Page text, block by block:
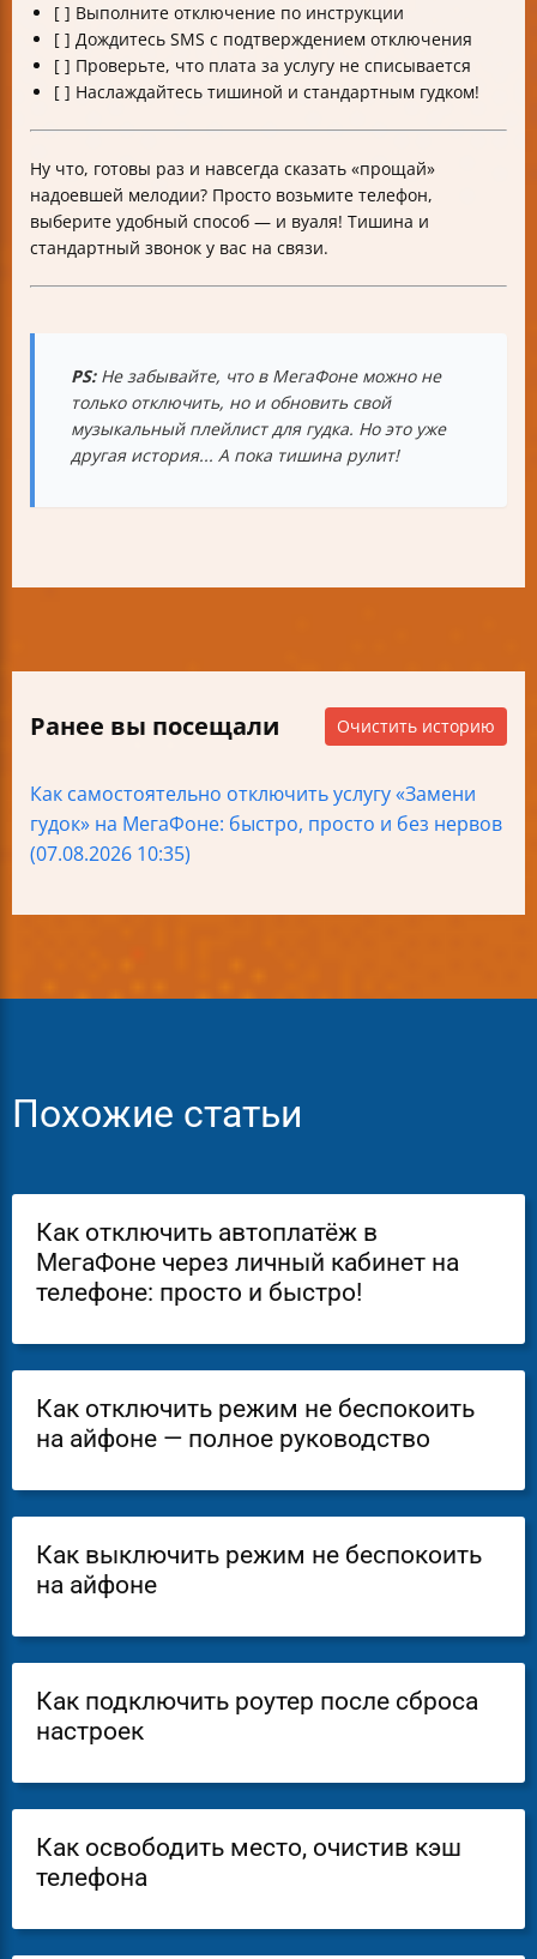
[ ] Выполните отключение по инструкции
[ ] Дождитесь SMS с подтверждением отключения
[ ] Проверьте, что плата за услугу не списывается
[ ] Наслаждайтесь тишиной и стандартным гудком!
Ну что, готовы раз и навсегда сказать «прощай»
надоевшей мелодии? Просто возьмите телефон,
выберите удобный способ — и вуаля! Тишина и
стандартный звонок у вас на связи.
PS:Не забывайте, что в МегаФоне можно не
только отключить, но и обновить свой
музыкальный плейлист для гудка. Но это уже
другая история... А пока тишина рулит!
Ранее вы посещали Очистить историю
Как самостоятельно отключить услугу «Замени
гудок» на МегаФоне: быстро, просто и без нервов
(07.08.2026 10:35)
Похожие статьи
Как отключить автоплатёж в
МегаФоне через личный кабинет на
телефоне: просто и быстро!
Как отключить режим не беспокоить
на айфоне — полное руководство
Как выключить режим не беспокоить
на айфоне
Как подключить роутер после сброса
настроек
Как освободить место, очистив кэш
телефона